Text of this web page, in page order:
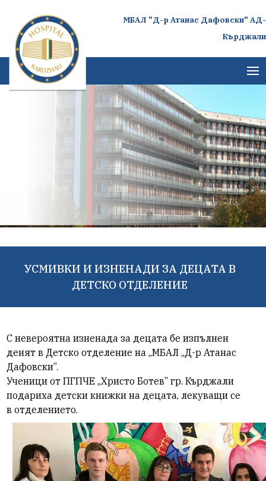
МБАЛ "Д-р Атанас Дафовски" АД-
Кърджали
УСМИВКИ И ИЗНЕНАДИ ЗА ДЕЦАТА В
ДЕТСКО ОТДЕЛЕНИЕ
С невероятна изненада за децата бе изпълнен
денят в Детско отделение на „МБАЛ „Д-р Атанас
Дафовски”.
Ученици от ПГПЧЕ „Христо Ботев” гр. Кърджали
подариха детски книжки на децата, лекуващи се
в отделението.